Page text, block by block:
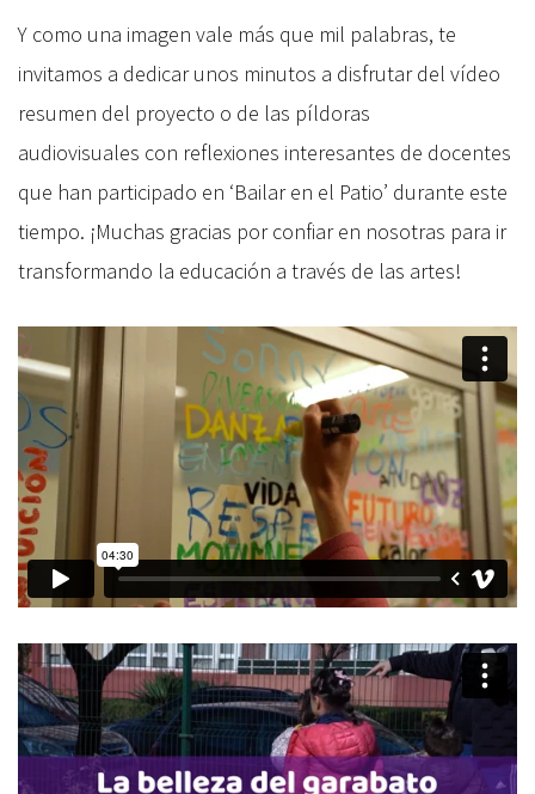
Y como una imagen vale más que mil palabras, te
invitamos a dedicar unos minutos a disfrutar del vídeo
resumen del proyecto o de las píldoras
audiovisuales con reflexiones interesantes de docentes
que han participado en ‘Bailar en el Patio’ durante este
tiempo. ¡Muchas gracias por confiar en nosotras para ir
transformando la educación a través de las artes!